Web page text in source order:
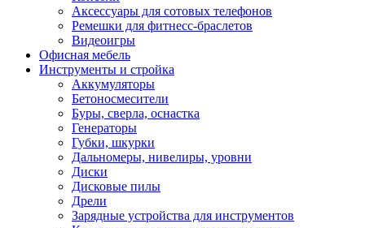
Аксессуары для сотовых телефонов
Ремешки для фитнесс-браслетов
Видеоигры
Офисная мебель
Инструменты и стройка
Аккумуляторы
Бетоносмесители
Буры, сверла, оснастка
Генераторы
Губки, шкурки
Дальномеры, нивелиры, уровни
Диски
Дисковые пилы
Дрели
Зарядные устройства для инструментов